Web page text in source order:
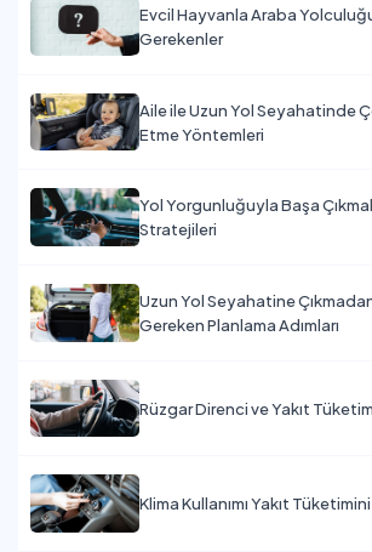
Evcil Hayvanla Araba
Gerekenler
Aile ile Uzun Yol Seyahatinde
Etme Yöntemleri
Yol Yorgunluğuyla Başa
Stratejileri
Uzun Yol Seyahatine
Gereken Planlama Adımları
Rüzgar Direnci ve Yakıt
Klima Kullanımı Yakıt